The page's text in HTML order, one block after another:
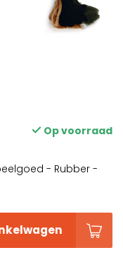
Op voorraad
- Rubber -